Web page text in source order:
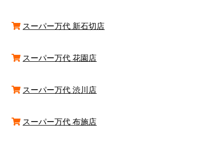
スーパー万代 新石切店
スーパー万代 花園店
スーパー万代 渋川店
スーパー万代 布施店